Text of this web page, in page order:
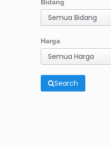
Bidang
Semua Bidang
Harga
Semua Harga
Search